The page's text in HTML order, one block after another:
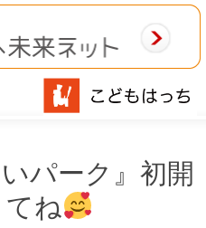
パーク』初開
ね